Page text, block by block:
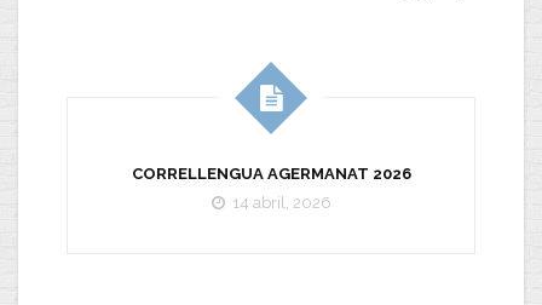
CORRELLENGUA AGERMANAT 2026
14 abril, 2026